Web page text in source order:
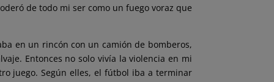
de todo mi ser como un fuego voraz que
en un rincón con un camión de bomberos,
Entonces no solo vivía la violencia en mi
juego. Según elles, el fútbol iba a terminar